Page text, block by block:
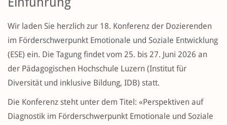
Wir laden Sie herzlich zur 18. Konferenz der Dozierenden
im Förderschwerpunkt Emotionale und Soziale Entwicklung
(ESE) ein. Die Tagung findet vom 25. bis 27. Juni 2026 an
der Pädagogischen Hochschule Luzern (Institut für
Diversität und inklusive Bildung, IDB) statt.
Die Konferenz steht unter dem Titel: «Perspektiven auf
Diagnostik im Förderschwerpunkt Emotionale und Soziale